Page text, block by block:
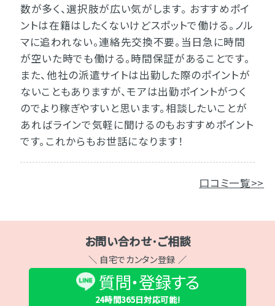
数が多く、選択肢が広い気がします。 おすすめポイ
ントは在籍はしたくないけどスポットで働ける。ノル
マに追われない。連絡先交換不要。当日急に時間
が空いた時でも働ける。時間保証があることです。
また、他社の派遣サイトは出勤した際のポイントが
ないこともありますが、モアは出勤ポイントがつく
のでより稼ぎやすいと思います。相談したいことが
あればラインで気軽に聞けるのもおすすめポイント
です。これからもお世話になります！
口コミ一覧>>
お問い合わせ･ご相談
＼ 自宅でカンタン登録 ／
質問・登録する
24時間365日対応可能!